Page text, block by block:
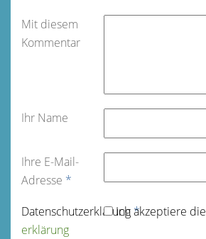
Mit diesem
Kommentar
Ihr Name
Ihre E-Mail-
Adresse *
Datenschutz­erklärung*
Ich akzeptiere die
erklärung